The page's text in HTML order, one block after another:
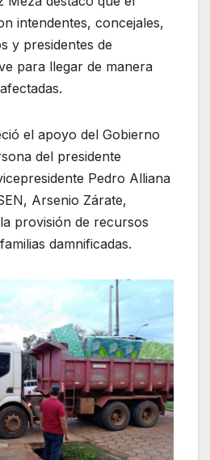
intendentes, concejales,
y presidentes de
para llegar de manera
el apoyo del Gobierno
del presidente
Pedro Alliana
Arsenio Zárate,
provisión de recursos
damnificadas.